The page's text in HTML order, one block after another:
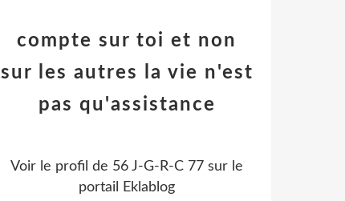
compte sur toi et non
sur les autres la vie n'est
pas qu'assistance
Voir le profil de 56 J-G-R-C 77 sur le
portail Eklablog